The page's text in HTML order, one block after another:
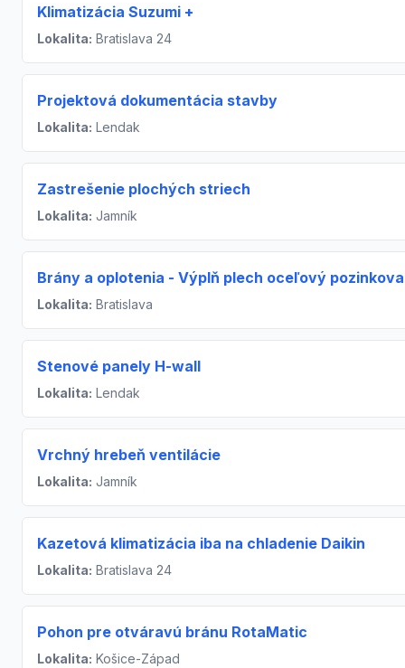
Klimatizácia Suzumi +
Lokalita: Bratislava 24
Projektová dokumentácia stavby
Lokalita: Lendak
Zastrešenie plochých striech
Lokalita: Jamník
Brány a oplotenia - Výplň plech oceľový
Lokalita: Bratislava
Stenové panely H-wall
Lokalita: Lendak
Vrchný hrebeň ventilácie
Lokalita: Jamník
Kazetová klimatizácia iba na chladenie Daikin
Lokalita: Bratislava 24
Pohon pre otváravú bránu RotaMatic
Lokalita: Košice-Západ